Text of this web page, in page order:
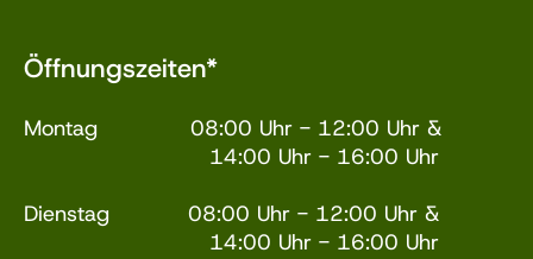
Öffnungszeiten*
Montag 08:00 Uhr - 12:00 Uhr &
14:00 Uhr - 16:00 Uhr
Dienstag 08:00 Uhr - 12:00 Uhr &
14:00 Uhr - 16:00 Uhr